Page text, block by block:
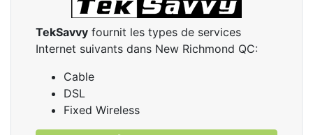
TekSavvy fournit les types de services
Internet suivants dans New Richmond QC:
Cable
DSL
Fixed Wireless